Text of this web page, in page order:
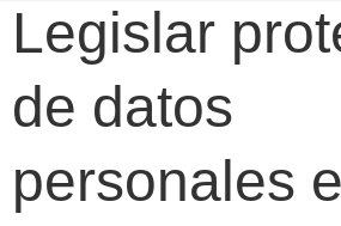
Legislar
de datos
personales